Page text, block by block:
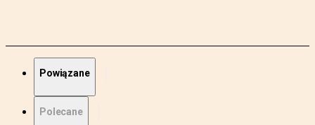
Powiązane
Polecane